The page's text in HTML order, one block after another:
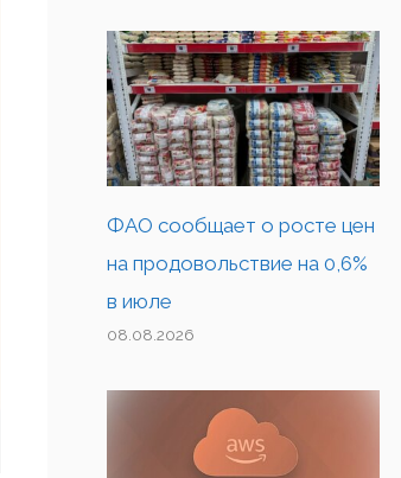
ФАО сообщает о росте цен
на продовольствие на 0,6%
в июле
08.08.2026